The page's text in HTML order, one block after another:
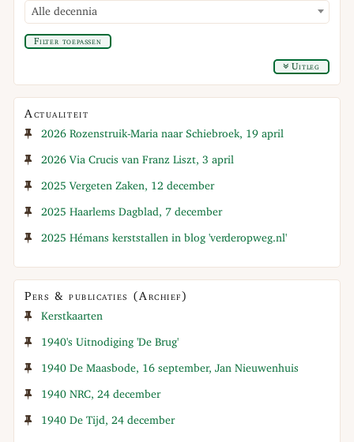
Alle decennia
Filter toepassen
Uitleg
Actualiteit
2026 Rozenstruik-Maria naar Schiebroek, 19 april
2026 Via Crucis van Franz Liszt, 3 april
2025 Vergeten Zaken, 12 december
2025 Haarlems Dagblad, 7 december
2025 Hémans kerststallen in blog 'verderopweg.nl'
Pers & publicaties (Archief)
Kerstkaarten
1940's Uitnodiging 'De Brug'
1940 De Maasbode, 16 september, Jan Nieuwenhuis
1940 NRC, 24 december
1940 De Tijd, 24 december